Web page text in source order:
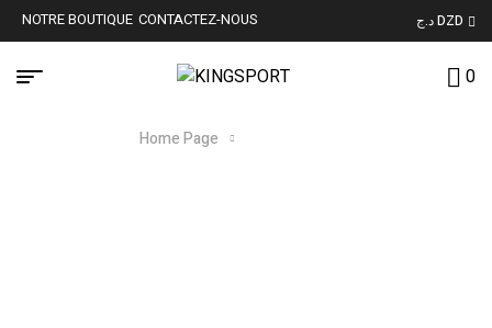
NOTRE BOUTIQUE CONTACTEZ-NOUS د.ج DZD
0
Home Page